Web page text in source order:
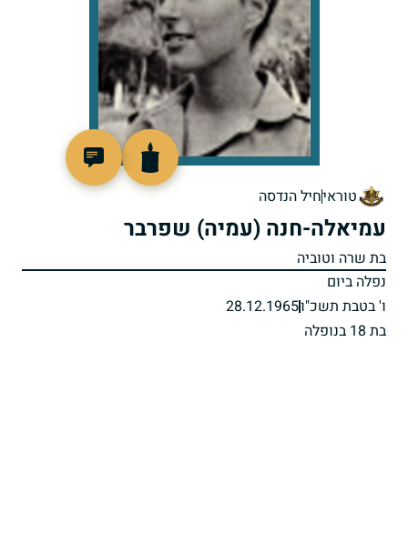
טוראיחיל הנדסה
עמיאלה-חנה (עמיה) שפרבר
בת שרה וטוביה
נפלה ביום
ו' בטבת תשכ"ו28.12.1965
בת 18 בנופלה